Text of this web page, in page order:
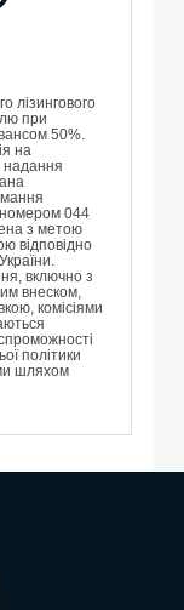
лізингового
при
50%.
на
надання
номером 044
з метою
відповідно
включно з
внеском,
комісіями
політики
шляхом